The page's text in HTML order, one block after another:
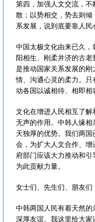
第四，加强人文交流，不
散；以势相交，势去则
系发展，说到底要靠人民
中国太极文化由来已久
阳相生、刚柔并济的古
是推动国家关系发展的
情、沟通心灵的柔力。
动各国以诚相待、相即相
文化在增进人民相互了
无声的作用。中韩人缘
天独厚的优势。我们两
会，为扩大人文合作、
府部门应该大力推动和
为此贡献力量。
女士们、先生们、朋友们
中韩两国人民有着天然
深厚友谊。我这里给大家